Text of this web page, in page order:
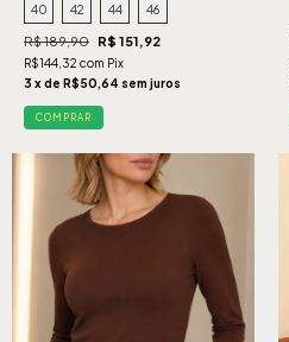
40 42 44 46
R$ 189,90 R$ 151,92
R$144,32 com Pix
3 x de R$50,64 sem juros
COMPRAR